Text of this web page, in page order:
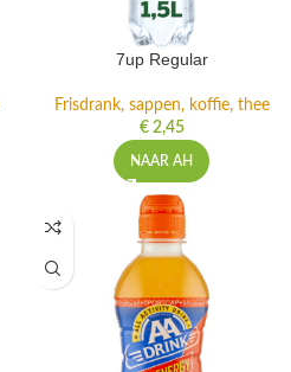
7up Regular
Frisdrank, sappen, koffie, thee
€2,45
NAAR AH